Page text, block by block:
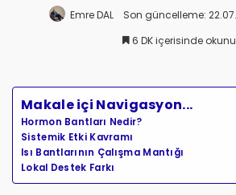
Emre DAL Son güncelleme:
6 DK içerisinde
Makale içi Navigasyon...
Hormon Bantları Nedir?
Sistemik Etki Kavramı
Isı Bantlarının Çalışma Mantığı
Lokal Destek Farkı